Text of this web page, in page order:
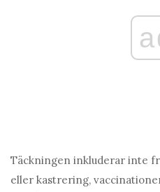
Täckningen inkluderar inte
eller kastrering,